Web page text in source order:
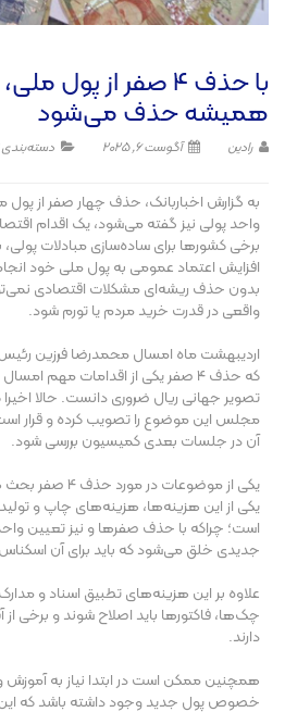
با حذف ۴ صفر از پول
همیشه حذف می‌شود
رادین آگوست 6, 2025
به گزارش اخباربانک، حذف چهار صفر از پول
واحد پولی نیز گفته می‌شود، یک اقدام
برخی کشورها برای ساده‌سازی مبادلات
افزایش اعتماد عمومی به پول ملی خود
بدون حذف ریشه‌ای مشکلات اقتصادی
واقعی در قدرت خرید مردم یا تورم شود.
اردیبهشت ماه امسال محمدرضا فرزین
که حذف ۴ صفر یکی از اقدامات مهم
تصویر جهانی ریال ضروری دانست. حالا
مجلس این موضوع را تصویب کرده و قرار
آن در جلسات بعدی کمیسیون بررسی شود.
یکی از موضوعات
یکی از این هزینه‌ها، هزینه‌های چاپ و
است؛ چراکه با حذف صفرها و نیز تعیین
جدیدی خلق می‌شود که باید برای آن
علاوه بر این هزینه‌های تطبیق اسناد و
چک‌ها، فاکتورها باید اصلاح شوند و برخی از
دارند.
همچنین ممکن است در ابتدا نیاز به آموزش
خصوص پول جدید وجود داشته باشد که